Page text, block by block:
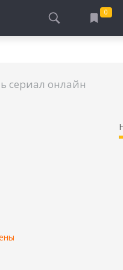
СПЕЦСЛУЖБЫ
ПРО ШКОЛУ,
0
БУДУ СМОТРЕТЬ
сериал онлайн